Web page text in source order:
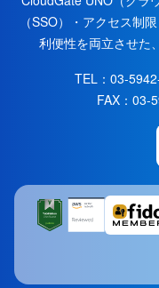
（SSO）・アクセス制
利便性を両立させた
TEL： 03-
FAX： 03-